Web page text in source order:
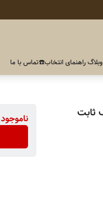
راهنمای انتخاب☎️تماس با ما
ثابت ناموجود